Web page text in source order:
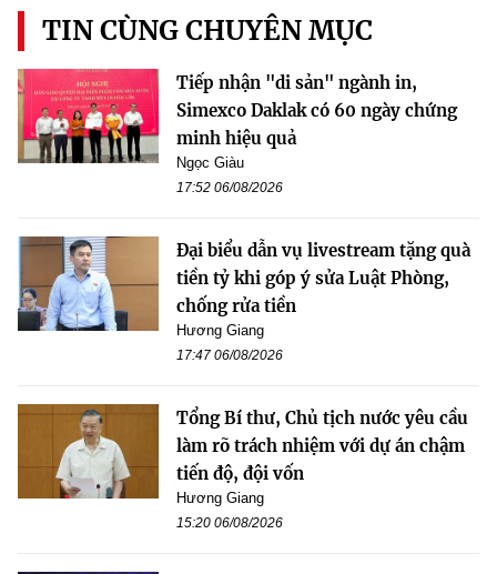
TIN CÙNG CHUYÊN MỤC
Tiếp nhận "di sản" ngành in,
Simexco Daklak có 60 ngày chứng
minh hiệu quả
Ngọc Giàu
17:52 06/08/2026
Đại biểu dẫn vụ livestream tặng quà
tiền tỷ khi góp ý sửa Luật Phòng,
chống rửa tiền
Hương Giang
17:47 06/08/2026
Tổng Bí thư, Chủ tịch nước yêu cầu
làm rõ trách nhiệm với dự án chậm
tiến độ, đội vốn
Hương Giang
15:20 06/08/2026